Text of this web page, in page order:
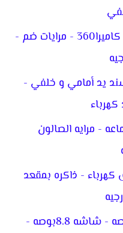
طاره و ناقل الحركه جلد - كاميرا360 - مرايات ضم -
يد أمامي و خلفي -
و مطر - 12سماعه - مرايه الصالون
- ذاكره بمقعد
فتحه سقف - عدادات 7بوصه - شاشه 8.8بوصه -